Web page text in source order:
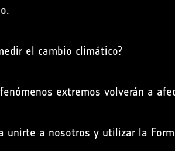
el cambio climático?
extremos volverán a
unirte a nosotros y utilizar la